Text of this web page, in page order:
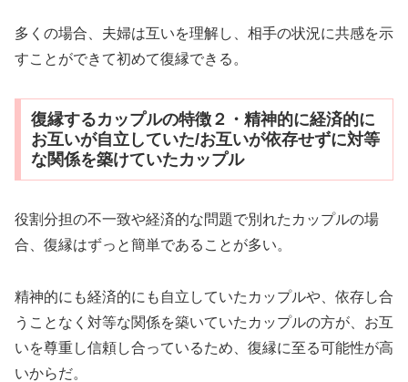
多くの場合、夫婦は互いを理解し、相手の状況に共感を示
すことができて初めて復縁できる。
復縁するカップルの特徴２・精神的に経済的に
お互いが自立していた/お互いが依存せずに対等
な関係を築けていたカップル
役割分担の不一致や経済的な問題で別れたカップルの場
合、復縁はずっと簡単であることが多い。
精神的にも経済的にも自立していたカップルや、依存し合
うことなく対等な関係を築いていたカップルの方が、お互
いを尊重し信頼し合っているため、復縁に至る可能性が高
いからだ。